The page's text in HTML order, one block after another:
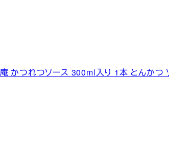
かつれつソース 300ml入り 1本 とんかつ